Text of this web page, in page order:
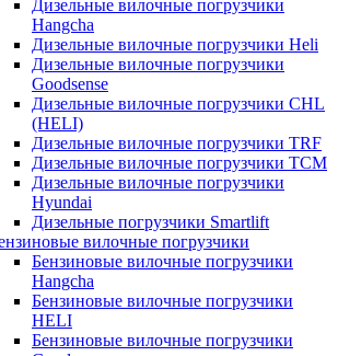
Дизельные вилочные погрузчики
Hangcha
Дизельные вилочные погрузчики Heli
Дизельные вилочные погрузчики
Goodsense
Дизельные вилочные погрузчики CHL
(HELI)
Дизельные вилочные погрузчики TRF
Дизельные вилочные погрузчики TCM
Дизельные вилочные погрузчики
Hyundai
Дизельные погрузчики Smartlift
вилочные погрузчики
Бензиновые вилочные погрузчики
Hangcha
Бензиновые вилочные погрузчики
HELI
Бензиновые вилочные погрузчики